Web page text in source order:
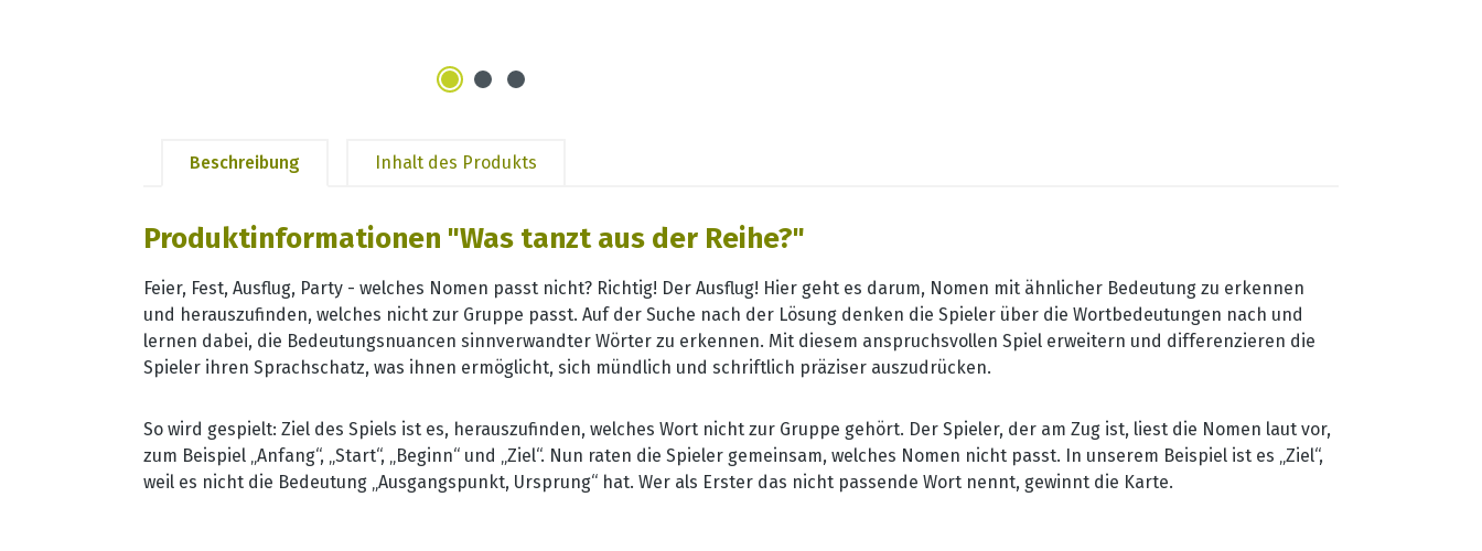
Beschreibung Inhalt des Produkts
Produktinformationen "Was tanzt aus der Reihe?"
Feier, Fest, Ausflug, Party - welches Nomen passt nicht? Richtig! Der Ausflug! Hier geht es darum, Nomen mit ähnlicher Bedeutung zu erkennen
und herauszufinden, welches nicht zur Gruppe passt. Auf der Suche nach der Lösung denken die Spieler über die Wortbedeutungen nach und
lernen dabei, die Bedeutungsnuancen sinnverwandter Wörter zu erkennen. Mit diesem anspruchsvollen Spiel erweitern und differenzieren die
Spieler ihren Sprachschatz, was ihnen ermöglicht, sich mündlich und schriftlich präziser auszudrücken.
So wird gespielt: Ziel des Spiels ist es, herauszufinden, welches Wort nicht zur Gruppe gehört. Der Spieler, der am Zug ist, liest die Nomen laut vor,
zum Beispiel „Anfang“, „Start“, „Beginn“ und „Ziel“. Nun raten die Spieler gemeinsam, welches Nomen nicht passt. In unserem Beispiel ist es „Ziel“,
weil es nicht die Bedeutung „Ausgangspunkt, Ursprung“ hat. Wer als Erster das nicht passende Wort nennt, gewinnt die Karte.